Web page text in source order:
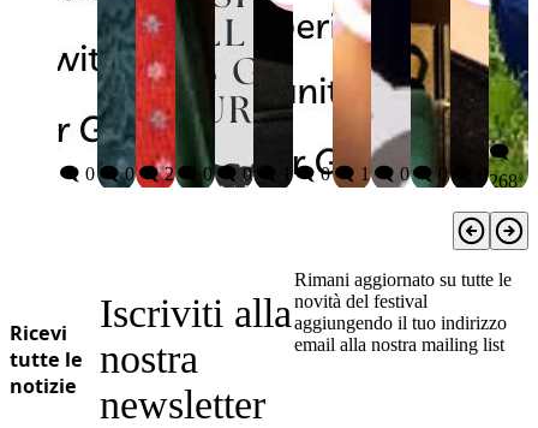
🗨️ 0 🗨️ 0 🗨️ 2 🗨️ 0 🗨️ 0 🗨️ 0 🗨️ 1 🗨️ 0🗨️ 0 🗨️ 0
🗨️
268
Ricevi
tutte le
notizie
Iscriviti alla
nostra
newsletter
Rimani aggiornato su tutte le
novità del festival
aggiungendo il tuo indirizzo
email alla nostra mailing list